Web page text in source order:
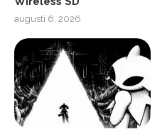
augusti 6, 2026